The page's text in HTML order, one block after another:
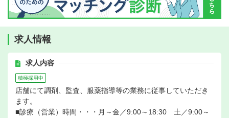
求人情報
求人内容
積極採用中
店舗にて調剤、監査、服薬指導等の業務に従事していただき
ます。
■診療（営業）時間・・・月～金／9:00～18:30 土／9:00～